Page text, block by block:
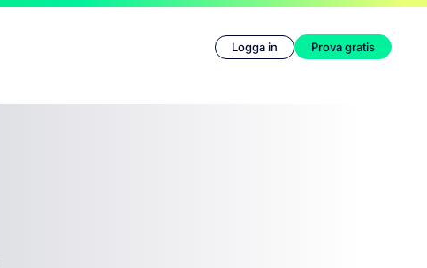
Logga in Prova gratis